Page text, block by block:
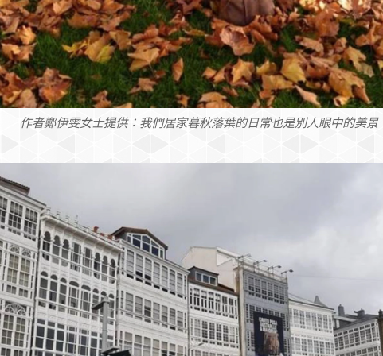
作者鄭伊雯女士提供：我們居家暮秋落葉的⽇常也是別⼈眼中的美景